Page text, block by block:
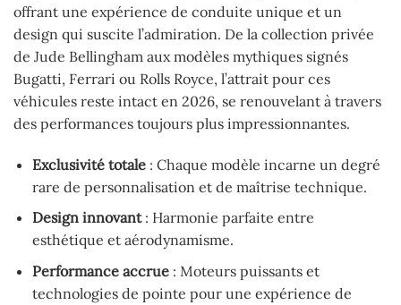
offrant une expérience de conduite unique et un
design qui suscite l’admiration. De la collection privée
de Jude Bellingham aux modèles mythiques signés
Bugatti, Ferrari ou Rolls Royce, l’attrait pour ces
véhicules reste intact en 2026, se renouvelant à travers
des performances toujours plus impressionnantes.
Exclusivité totale: Chaque modèle incarne un degré
rare de personnalisation et de maîtrise technique.
Design innovant: Harmonie parfaite entre
esthétique et aérodynamisme.
Performance accrue: Moteurs puissants et
technologies de pointe pour une expérience de